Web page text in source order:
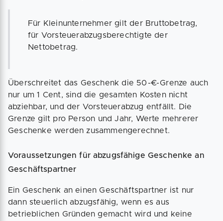
Für Kleinunternehmer gilt der Bruttobetrag,
für Vorsteuerabzugsberechtigte der
Nettobetrag.
Überschreitet das Geschenk die 50-€-Grenze auch
nur um 1 Cent, sind die gesamten Kosten nicht
abziehbar, und der Vorsteuerabzug entfällt. Die
Grenze gilt pro Person und Jahr, Werte mehrerer
Geschenke werden zusammengerechnet.
Voraussetzungen für abzugsfähige Geschenke an
Geschäftspartner
Ein Geschenk an einen Geschäftspartner ist nur
dann steuerlich abzugsfähig, wenn es aus
betrieblichen Gründen gemacht wird und keine